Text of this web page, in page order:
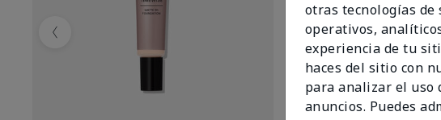
Previous
otras tecnologías
operativos,
experiencia de tu
haces del sitio con
para analizar el uso
anuncios. Puedes